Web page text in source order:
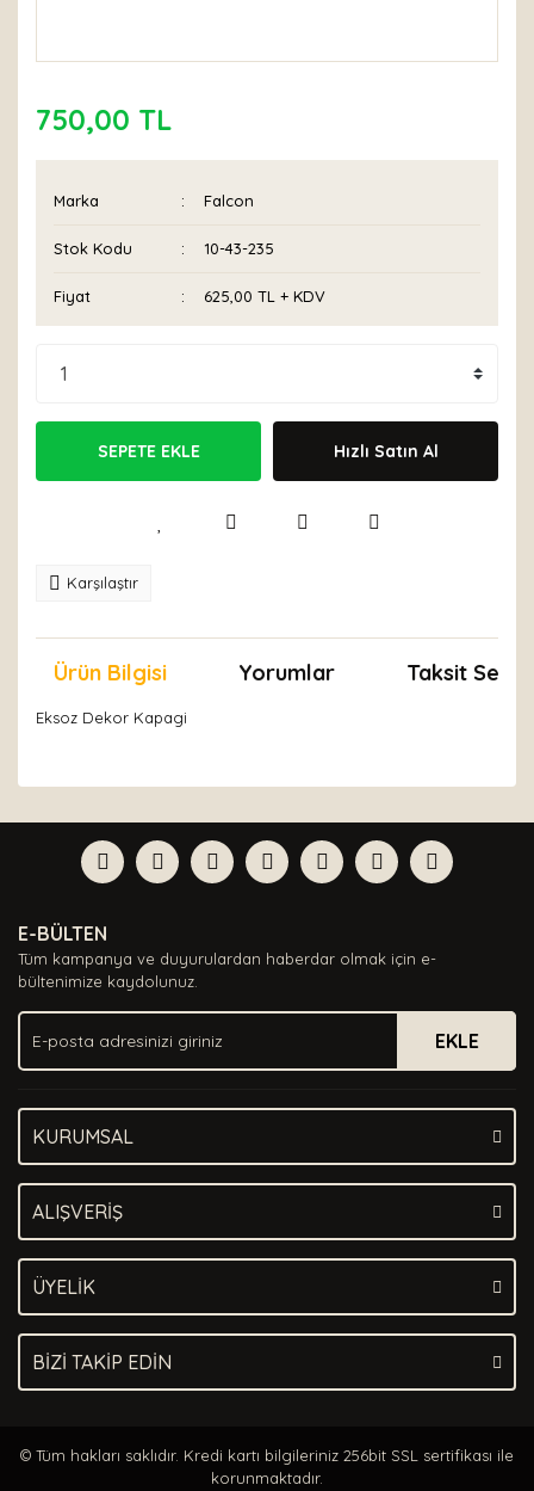
750,00 TL
Marka Falcon
Stok Kodu 10-43-235
Fiyat 625,00 TL + KDV
SEPETE EKLE Hızlı Satın Al
Karşılaştır
Ürün Bilgisi Yorumlar Taksit
Eksoz Dekor Kapagi
Yorum Yaz
formunu kullanarak tarafımıza iletebilirsiniz.
Görüş ve önerileriniz için teşekkür ederiz.
Ürün açıklamasında eksik bilgiler bulunuyor.
Ürün bilgilerinde hatalar bulunuyor.
Ürün fiyatı diğer sitelerden daha pahalı.
Bu ürüne benzer farklı alternatifler olmalı.
E-BÜLTEN
Tüm kampanya ve duyurulardan haberdar olmak için e-
bültenimize kaydolunuz.
EKLE
KURUMSAL
ALIŞVERİŞ
ÜYELİK
BİZİ TAKİP EDİN
© Tüm hakları saklıdır. Kredi kartı bilgileriniz 256bit SSL sertifikası ile
korunmaktadır.